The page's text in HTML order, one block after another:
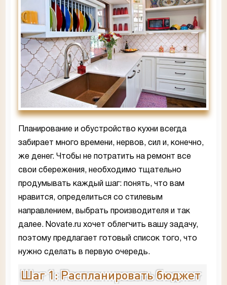
Планирование и обустройство кухни всегда
забирает много времени, нервов, сил и, конечно,
же денег. Чтобы не потратить на ремонт все
свои сбережения, необходимо тщательно
продумывать каждый шаг: понять, что вам
нравится, определиться со стилевым
направлением, выбрать производителя и так
далее. Novate.ru хочет облегчить вашу задачу,
поэтому предлагает готовый список того, что
нужно сделать в первую очередь.
Шаг 1: Распланировать бюджет